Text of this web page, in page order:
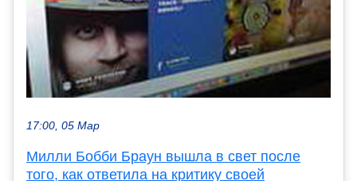
17:00, 05 Мар
Милли Бобби Браун вышла в свет после
того, как ответила на критику своей